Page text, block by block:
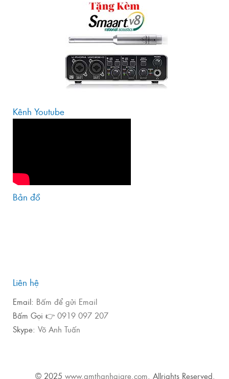
Kênh Youtube
Bản đồ
Liên hệ
Email: Bấm để gửi Email
Bấm Gọi 👉 0919 097 207
Skype: Võ Anh Tuấn
© 2025 www.amthanhgiare.com. Allrights Reserved.